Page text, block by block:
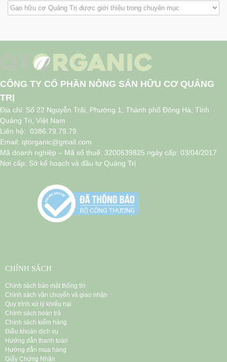
CÔNG TY CỔ PHẦN NÔNG SẢN HỮU CƠ QUẢNG
TRỊ
Địa chỉ: Số 22 Nguyễn Trãi, Phường 1, Thành phố Đông Hà, Tỉnh
Quảng Trị, Việt Nam
Liên hệ: 0386.79.79.79
Email: qtorganic@gmail.com
Mã doanh nghiệp – Mã số thuế: 3200639825 ngày cấp: 03/04/2017
Nơi cấp: Sở kế hoạch và đầu tư Quảng Trị
CHÍNH SÁCH
Chính sách bảo mật thông tin
Chính sách vận chuyển và giao nhận
Quy trình xử lý khiếu nại
Chính sách hoàn trả
Chính sách kiểm hàng
Điều khoản dịch vụ
Hướng dẫn thanh toán
Hướng dẫn mua hàng
Giấy Chứng Nhận